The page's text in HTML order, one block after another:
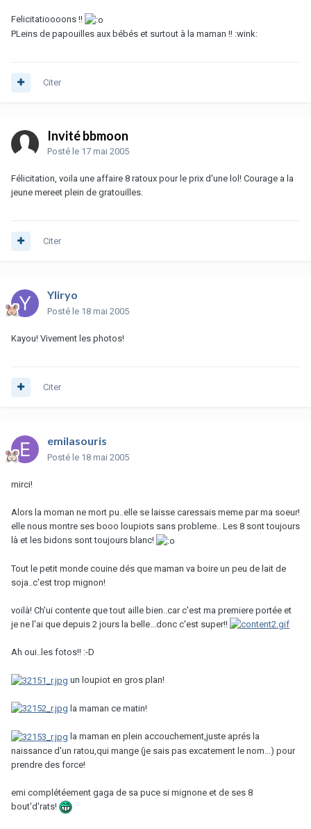
Felicitatioooons !!
PLeins de papouilles aux bébés et surtout à la maman !! :wink:
Citer
Invité bbmoon
Posté le 17 mai 2005
Félicitation, voila une affaire 8 ratoux pour le prix d'une lol! Courage a la
jeune mereet plein de gratouilles.
Citer
Yliryo
Posté le 18 mai 2005
Kayou! Vivement les photos!
Citer
emilasouris
Posté le 18 mai 2005
mirci!
Alors la moman ne mort pu..elle se laisse caressais meme par ma soeur!
elle nous montre ses booo loupiots sans probleme.. Les 8 sont toujours
là et les bidons sont toujours blanc!
Tout le petit monde couine dés que maman va boire un peu de lait de
soja..c'est trop mignon!
voilà! Ch'ui contente que tout aille bien..car c'est ma premiere portée et
je ne l'ai que depuis 2 jours la belle...donc c'est super!!
Ah oui..les fotos!! :-D
un loupiot en gros plan!
la maman ce matin!
la maman en plein accouchement,juste aprés la
naissance d'un ratou,qui mange (je sais pas excatement le nom...) pour
prendre des force!
emi complétéement gaga de sa puce si mignone et de ses 8
bout'd'rats!